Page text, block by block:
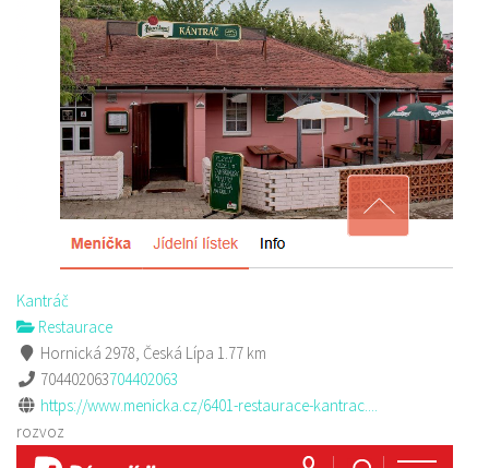
Kantráč
Restaurace
Hornická 2978, Česká Lípa 1.77 km
704402063704402063
https://www.menicka.cz/6401-restaurace-kantrac....
rozvoz